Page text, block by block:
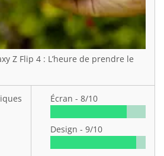
Z Flip 4 : L’heure de prendre le
Écran - 8/10
Design - 9/10